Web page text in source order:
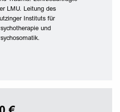
LMU. Leitung des
Instituts für
und